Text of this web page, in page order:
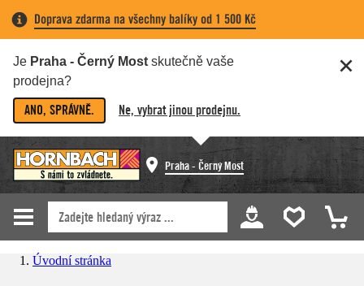
Doprava zdarma na všechny balíky od 1 500 Kč
Je Praha - Černý Most skutečně vaše
prodejna?
ANO, SPRÁVNĚ. Ne, vybrat jinou prodejnu.
Praha - Černý Most
Úvodní stránka